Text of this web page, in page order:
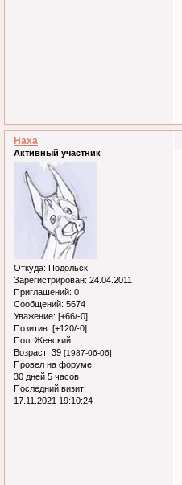
Наха
Активный участник
Откуда: Подольск
Зарегистрирован: 24.04.2011
Приглашений: 0
Сообщений: 5674
Уважение: [+66/-0]
Позитив: [+120/-0]
Пол: Женский
Возраст: 39 [1987-06-06]
Провел на форуме:
30 дней 5 часов
Последний визит:
17.11.2021 19:10:24